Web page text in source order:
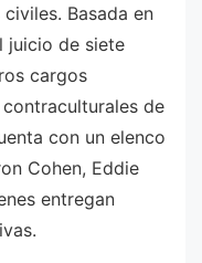
Basada en
juicio de siete
cargos
de
con un elenco
Cohen, Eddie
entregan